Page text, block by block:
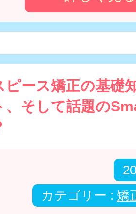
ピース矯正の基礎
、そして話題の
カテゴリー : 矯